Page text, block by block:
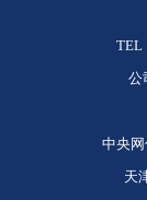
TEL
公
中央
天